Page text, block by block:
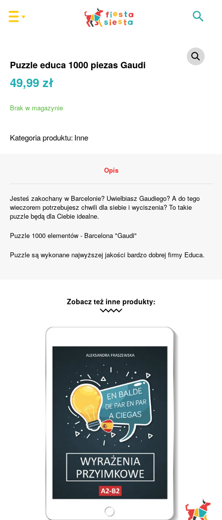
Puzzle educa 1000 piezas Gaudi
49,99 zł
Brak w magazynie
Kategoria produktu: Inne
Opis
Jesteś zakochany w Barcelonie? Uwielbiasz Gaudiego? A do tego
wieczorem potrzebujesz chwili dla siebie i wyciszenia? To takie
puzzle będą dla Ciebie idealne.
Puzzle 1000 elementów - Barcelona "Gaudi"
Puzzle są wykonane najwyższej jakości bardzo dobrej firmy Educa.
Zobacz też inne produkty: